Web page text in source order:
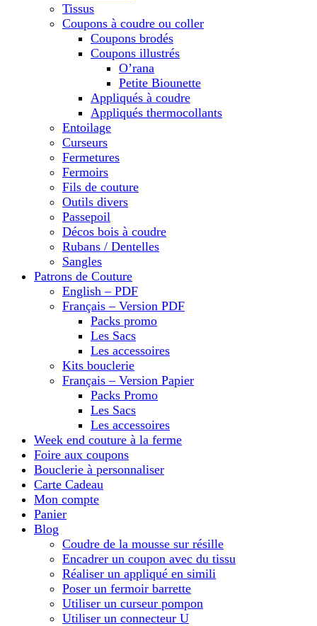
Tissus
Coupons à coudre ou coller
Coupons brodés
Coupons illustrés
O’rana
Petite Biounette
Appliqués à coudre
Appliqués thermocollants
Entoilage
Curseurs
Fermetures
Fermoirs
Fils de couture
Outils divers
Passepoil
Décos bois à coudre
Rubans / Dentelles
Sangles
Patrons de Couture
English – PDF
Français – Version PDF
Packs promo
Les Sacs
Les accessoires
Kits bouclerie
Français – Version Papier
Packs Promo
Les Sacs
Les accessoires
Week end couture à la ferme
Foire aux coupons
Bouclerie à personnaliser
Carte Cadeau
Mon compte
Panier
Blog
Coudre de la mousse sur résille
Encadrer un coupon avec du tissu
Réaliser un appliqué en simili
Poser un fermoir barrette
Utiliser un curseur pompon
Utiliser un connecteur U